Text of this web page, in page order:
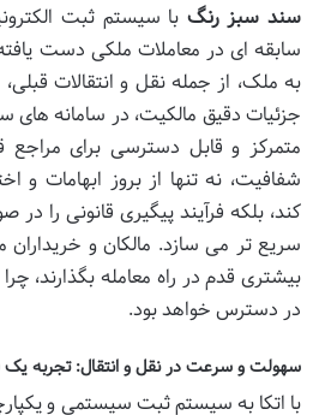
سند سبز رنگ با سیستم ثبت
سابقه ای در معاملات ملکی دست
به ملک، از جمله نقل و انتقالات
جزئیات دقیق مالکیت، در سامانه های
متمرکز و قابل دسترسی برای
شفافیت، نه تنها از بروز ابهامات و
کند، بلکه فرآیند پیگیری قانونی را در
سریع تر می سازد. مالکان و خریداران
بیشتری قدم در راه معامله بگذارند،
در دسترس خواهد بود.
سهولت و سرعت در نقل و انتقال: تجربه یک
با اتکا به سیستم ثبت سیستمی و